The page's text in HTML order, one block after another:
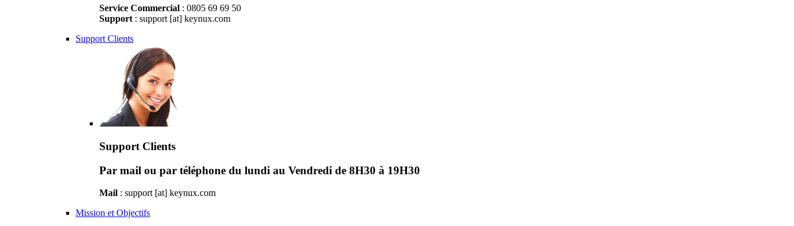
Service Commercial : 0805 69 69 50
Support : support [at] keynux.com
Support Clients
Support Clients
Par mail ou par téléphone du lundi au Vendredi de 8H30 à 19H30
Mail : support [at] keynux.com
Mission et Objectifs